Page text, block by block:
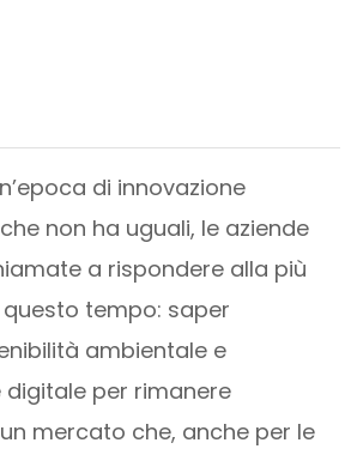
di innovazione
non ha uguali, le aziende
a rispondere alla più
tempo: saper
ambientale e
per rimanere
mercato che, anche per le